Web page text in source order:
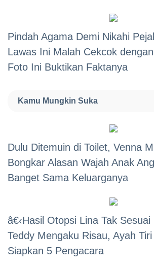
Pindah Agama Demi Nikahi
Lawas Ini Malah Cekcok
Foto Ini Buktikan Faktanya
Kamu Mungkin Suka
Dulu Ditemuin di Toilet, Venna
Bongkar Alasan Wajah Anak
Banget Sama Keluarganya
â€‹Hasil Otopsi Lina Tak Sesuai
Teddy Mengaku Risau, Ayah
Siapkan 5 Pengacara